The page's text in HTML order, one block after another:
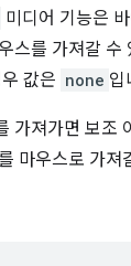
미디어 기능은
스를 가져갈 수
값은 none 입
가져가면 보조
마우스로 가져